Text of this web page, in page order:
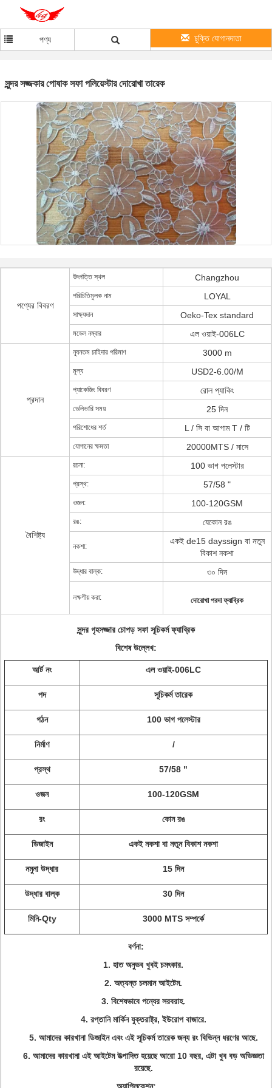
পণ্য চুক্তি যোগানদাতা
সুন্দর সজ্জকার পোষাক সফা পলিয়েস্টার দোরোখা তারেক
পণ্যের বিবরণ
উৎপত্তি স্থল Changzhou
পরিচিতিমুলক নাম LOYAL
সাক্ষ্যদান Oeko-Tex standard
মডেল নম্বার এল ওয়াই-006LC
প্রদান
ন্যূনতম চাহিদার পরিমাণ 3000 m
মূল্য USD2-6.00/M
প্যাকেজিং বিবরণ রোল প্যাকিং
ডেলিভারি সময় 25 দিন
পরিশোধের শর্ত L / সি বা আগাম T / টি
যোগানের ক্ষমতা 20000MTS / মাসে
বৈশিষ্ট্য
রচনা: 100 ভাগ পলেস্টার
প্রস্থ: 57/58 "
ওজন: 100-120GSM
রঙ: যেকোন রঙ
নকশা:
একই de15 dayssign বা নতুন
বিকাশ নকশা
উদ্ধার বাল্ক: ৩০ দিন
লক্ষণীয় করা: দোরোখা পরদা ফ্যাব্রিক
সুন্দর গৃহসজ্জার চোপড় সফা সূচিকর্ম ফ্যাব্রিক
বিশেষ উল্লেখ:
আর্ট নং এল ওয়াই-006LC
পদ সূচিকর্ম তারেক
গঠন 100 ভাগ পলেস্টার
নির্মাণ /
প্রস্থ 57/58 "
ওজন 100-120GSM
রং কোন রঙ
ডিজাইন একই নকশা বা নতুন বিকাশ নকশা
নমুনা উদ্ধার 15 দিন
উদ্ধার বাল্ক 30 দিন
মিনি-Qty 3000 MTS সম্পর্কে
বর্ণনা:
1. হাত অনুভব খুবই চমৎকার.
2. অত্যন্ত চলমান আইটেম.
3. বিশেষভাবে পন্যের সরবরাহ.
4. রপ্তানি মার্কিন যুক্তরাষ্ট্র, ইউরোপ বাজারে.
5. আমাদের কারখানা ডিজাইন এবং এই সূচিকর্ম তারেক জন্য রং বিভিন্ন ধরণের আছে.
6. আমাদের কারখানা এই আইটেম উত্পাদিত হয়েছে আরো 10 বছর, এটা খুব বড় অভিজ্ঞতা
রয়েছে.